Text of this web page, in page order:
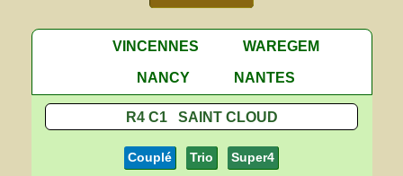
VINCENNES
WAREGEM
NANCY
NANTES
R4 C1 SAINT CLOUD
Couplé Trio Super4